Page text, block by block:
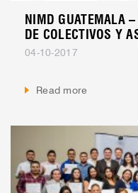
NIMD GUATEMALA
DE COLECTIVOS Y
04-10-2017
Read more